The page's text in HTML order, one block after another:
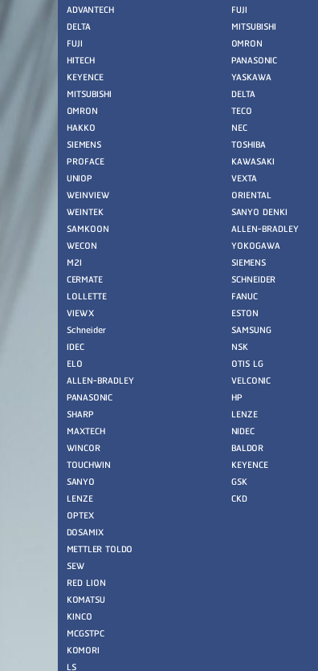
ADVANTECH
DELTA
FUJI
HITECH
KEYENCE
MITSUBISHI
OMRON
HAKKO
SIEMENS
PROFACE
UNIOP
WEINVIEW
WEINTEK
SAMKOON
WECON
M2I
CERMATE
LOLLETTE
VIEWX
Schneider
IDEC
ELO
ALLEN-BRADLEY
PANASONIC
SHARP
MAXTECH
WINCOR
TOUCHWIN
SANYO
LENZE
OPTEX
DOSAMIX
METTLER TOLDO
SEW
RED LION
KOMATSU
KINCO
MCGSTPC
KOMORI
LS
FUJI
MITSUBISHI
OMRON
PANASONIC
YASKAWA
DELTA
TECO
NEC
TOSHIBA
KAWASAKI
VEXTA
ORIENTAL
SANYO DENKI
ALLEN-BRADLEY
YOKOGAWA
SIEMENS
SCHNEIDER
FANUC
ESTON
SAMSUNG
NSK
OTIS LG
VELCONIC
HP
LENZE
NIDEC
BALDOR
KEYENCE
GSK
CKD